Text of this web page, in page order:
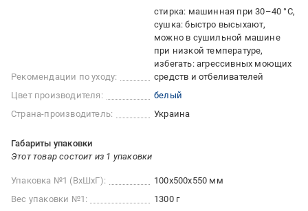
Рекомендации по уходу:
стирка: машинная при 30–40 °C
сушка: быстро высыхают,
можно в сушильной машине
при низкой температуре
избегать: агрессивных моющих
средств и отбеливателей
Цвет производителя:
белый
Страна-производитель:
Украина
Габариты упаковки
Этот товар состоит из 1 упаковки
Упаковка №1 (ВхШхГ):
100x500x550 мм
Вес упаковки №1:
1300 г